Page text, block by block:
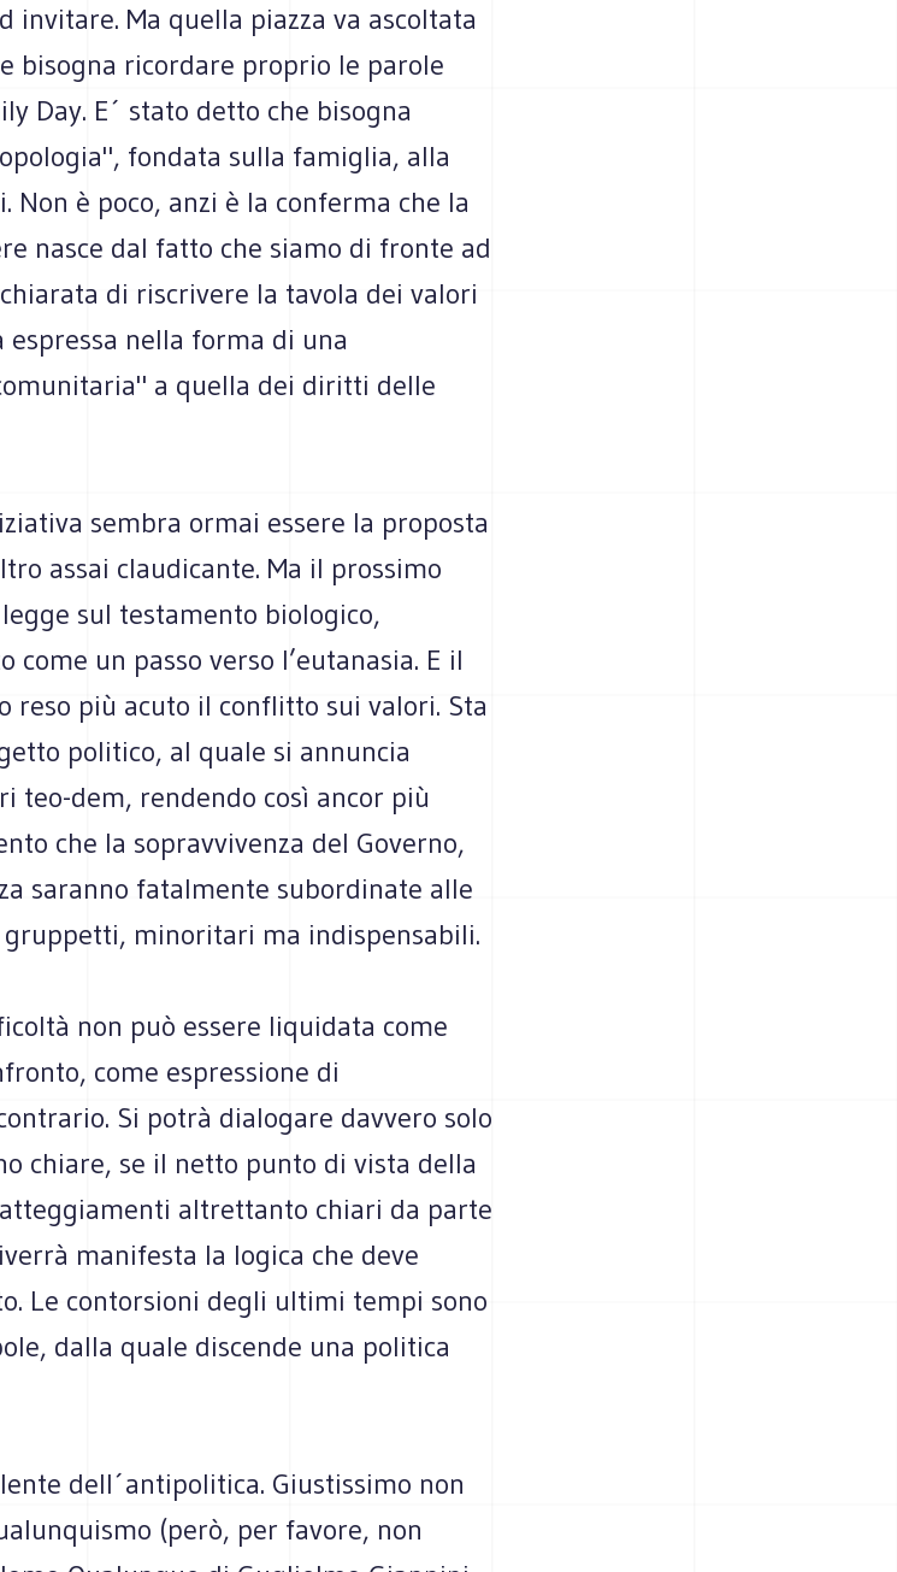
invitare. Ma quella piazza va ascoltata
bisogna ricordare proprio le parole
Day. E´ stato detto che bisogna
fondata sulla famiglia, alla
è poco, anzi è la conferma che la
nasce dal fatto che siamo di fronte ad
di riscrivere la tavola dei valori
nella forma di una
a quella dei diritti delle
sembra ormai essere la proposta
assai claudicante. Ma il prossimo
sul testamento biologico,
un passo verso l’eutanasia. E il
reso più acuto il conflitto sui valori. Sta
politico, al quale si annuncia
teo-dem, rendendo così ancor più
che la sopravvivenza del Governo,
saranno fatalmente subordinate alle
minoritari ma indispensabili.
non può essere liquidata come
come espressione di
Si potrà dialogare davvero solo
chiare, se il netto punto di vista della
altrettanto chiari da parte
manifesta la logica che deve
Le contorsioni degli ultimi tempi sono
dalla quale discende una politica
dell´antipolitica. Giustissimo non
(però, per favore, non